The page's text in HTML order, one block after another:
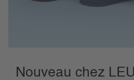
Nouveau chez